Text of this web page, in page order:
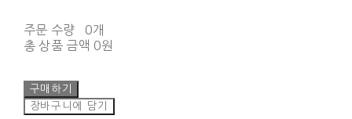
주문 수량
0개
총 상품 금액 0원
구매하기
장바구니에 담기